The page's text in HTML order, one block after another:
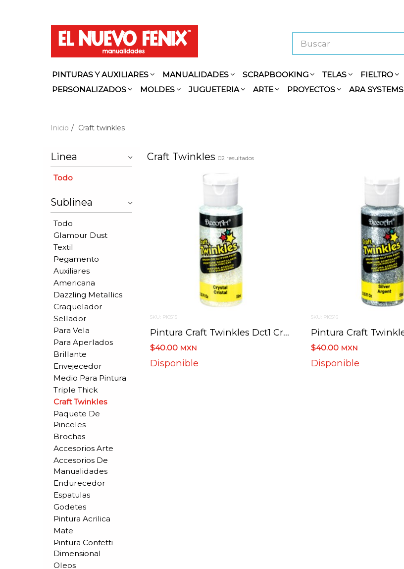
PINTURAS Y AUXILIARES MANUALIDADES SCRAPBOOKING TELAS FIELTRO
PERSONALIZADOS
MOLDES JUGUETERIA ARTE PROYECTOS ARA SYSTEMS
Inicio Craft twinkles
Linea
Todo
Sublinea
Todo
Glamour Dust
Textil
Pegamento
Auxiliares
Americana
Dazzling Metallics
Craquelador
Sellador
Para Vela
Para Aperlados
Brillante
Envejecedor
Medio Para Pintura
Triple Thick
Craft Twinkles
Paquete De
Pinceles
Brochas
Accesorios Arte
Accesorios De
Manualidades
Endurecedor
Espatulas
Godetes
Pintura Acrilica
Mate
Pintura Confetti
Dimensional
Oleos
Craft Twinkles 02 resultados
SKU: PI0515
Pintura Craft Twinkles Dct1 Cristal 59 Ml.
$40.00 MXN
Disponible
SKU: PI0516
$40.00 MXN
Disponible